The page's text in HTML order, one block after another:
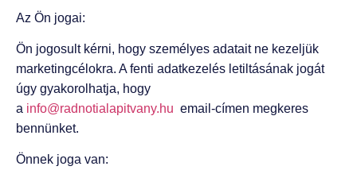
Az Ön jogai:
Ön jogosult kérni, hogy személyes adatait ne kezeljük
marketingcélokra. A fenti adatkezelés letiltásának jogát
úgy gyakorolhatja, hogy
a info@radnotialapitvany.hu email-címen megkeres
bennünket.
Önnek joga van: